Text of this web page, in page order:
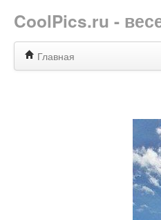
CoolPics.ru -
Главная